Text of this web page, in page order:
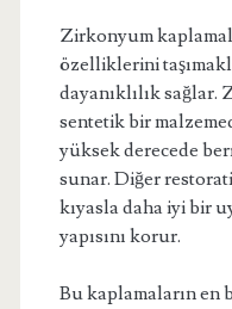
Zirkonyum
özelliklerini
dayanıklılık
sentetik bir
yüksek derecede
sunar. Diğer
kıyasla daha iyi bir
yapısını korur.
Bu kaplamaların en